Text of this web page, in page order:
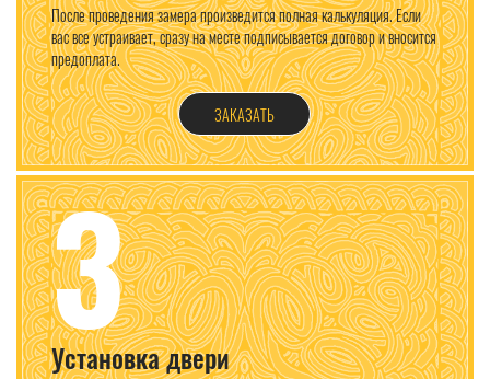
После проведения замера произведится полная калькуляция. Если
вас все устраивает, сразу на месте подписывается договор и вносится
предоплата.
ЗАКАЗАТЬ
3
Установка двери